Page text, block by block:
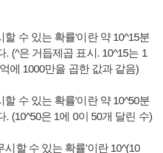
할 수 있는 확률'이란 약 10^15분
. (^은 거듭제곱 표시. 10^15는 1
에 1000만을 곱한 값과 같음)
할 수 있는 확률'이란 약 10^50분
. (10^50은 1에 0이 50개 달린 수)
시할 수 있는 확률'이란 10^(10